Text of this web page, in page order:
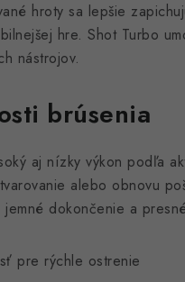
hroty sa lepšie
hre. Shot Turbo
nástrojov.
brúsenia
aj nízky výkon podľa
alebo obnovu
jemné dokončenie a
pre rýchle ostrenie